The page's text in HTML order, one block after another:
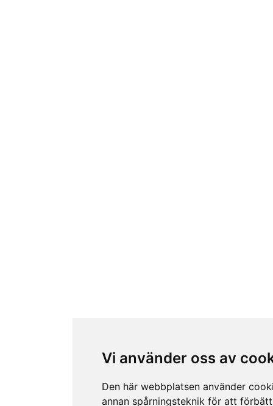
Vi använder oss av
Den här webbplatsen använder
annan spårningsteknik för att